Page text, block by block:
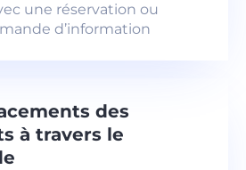
une réservation ou
d’information
des
à travers le